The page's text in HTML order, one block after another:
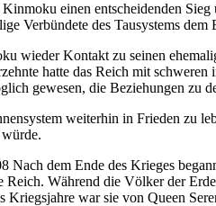
einen entscheidenden
Verbündete des Tausystems
wieder Kontakt zu seinen
hatte das Reich mit
gewesen, die Beziehungen zu
weiterhin in Frieden zu
würde.
Nach dem Ende des Krieges
Reich. Während die Völker der
Kriegsjahre war sie von Queen